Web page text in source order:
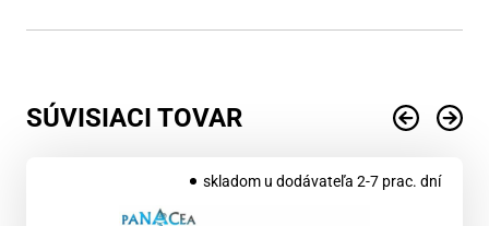
SÚVISIACI TOVAR
skladom u dodávateľa 2-7 prac. dní